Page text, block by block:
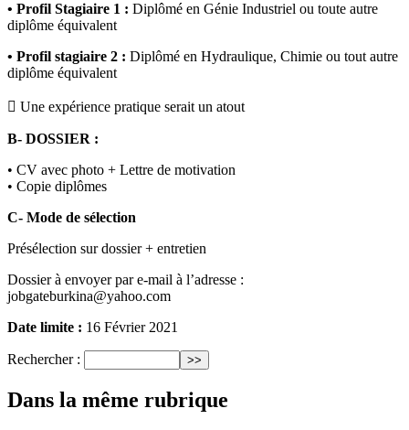
• Profil Stagiaire 1 : Diplômé en Génie Industriel ou toute autre
diplôme équivalent
• Profil stagiaire 2 : Diplômé en Hydraulique, Chimie ou tout autre
diplôme équivalent
 Une expérience pratique serait un atout
B- DOSSIER :
• CV avec photo + Lettre de motivation
• Copie diplômes
C- Mode de sélection
Présélection sur dossier + entretien
Dossier à envoyer par e-mail à l’adresse :
jobgateburkina@yahoo.com
Date limite : 16 Février 2021
Rechercher :
Dans la même rubrique